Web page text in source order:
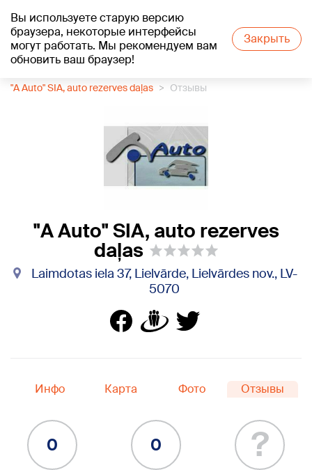
Вы используете старую версию
браузера, некоторые интерфейсы
могут работать. Мы рекомендуем вам
обновить ваш браузер!
Закрыть
+22°C
"A Auto" SIA, auto rezerves daļas
Отзывы
"A Auto" SIA, auto rezerves
daļas
Laimdotas iela 37, Lielvārde, Lielvārdes nov., LV-
5070
Инфо Карта Фото Отзывы
0 0 ?